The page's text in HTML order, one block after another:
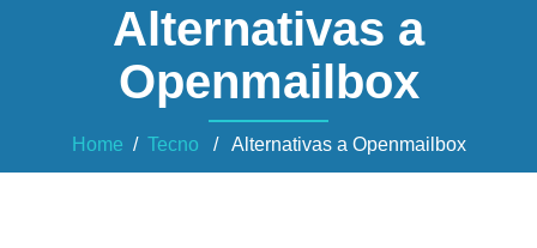
Alternativas a
Openmailbox
Home / Tecno / Alternativas a Openmailbox